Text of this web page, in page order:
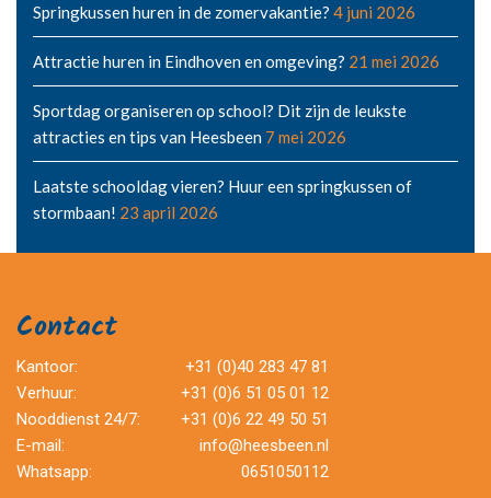
Springkussen huren in de zomervakantie? 4 juni 2026
Attractie huren in Eindhoven en omgeving? 21 mei 2026
Sportdag organiseren op school? Dit zijn de leukste
attracties en tips van Heesbeen 7 mei 2026
Laatste schooldag vieren? Huur een springkussen of
stormbaan! 23 april 2026
Contact
Kantoor:
+31 (0)40 283 47 81
Verhuur:
+31 (0)6 51 05 01 12
Nooddienst 24/7:
+31 (0)6 22 49 50 51
E-mail:
info@heesbeen.nl
Whatsapp:
0651050112